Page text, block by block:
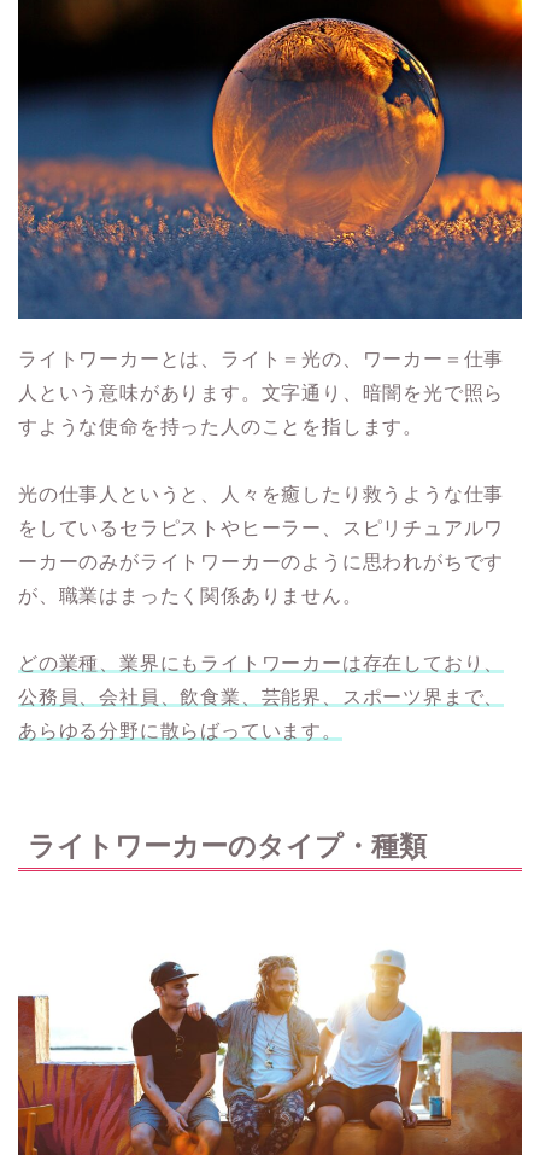
ライトワーカーとは、ライト＝光の、ワーカー＝仕事
人という意味があります。文字通り、暗闇を光で照ら
すような使命を持った人のことを指します。
光の仕事人というと、人々を癒したり救うような仕事
をしているセラピストやヒーラー、スピリチュアルワ
ーカーのみがライトワーカーのように思われがちです
が、職業はまったく関係ありません。
どの業種、業界にもライトワーカーは存在しており、
公務員、会社員、飲食業、芸能界、スポーツ界 まで
あらゆる分野に散らばっています。
ライトワーカーのタイプ・種類